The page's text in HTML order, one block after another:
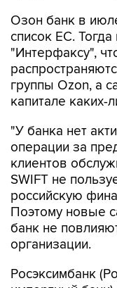
Озон банк в
список ЕС.
"Интерфаксу",
группы Ozon, а
капитале каких-
"У банка нет
операции за
клиентов
SWIFT не
российскую
Поэтому новые
банк не
организации.
Росэксимбанк